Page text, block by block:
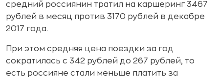
средний россиянин тратил на каршеринг 3467
рублей в месяц против 3170 рублей в декабре
2017 года.
При этом средняя цена поездки за год
сократилась с 342 рублей до 267 рублей, то
есть россияне стали меньше платить за